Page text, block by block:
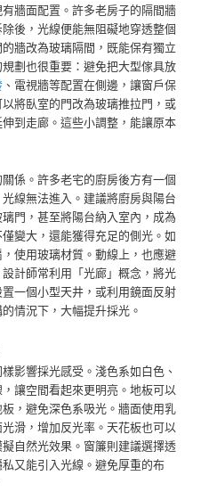
牆面配置。許多老房子的隔間牆
後，光線便能無阻礙地穿透整個
牆改為玻璃隔間，既能保有獨立
劃也很重要：避免把大型傢具放
、電視牆等配置在側邊，讓窗戶保
將臥室的門改為玻璃推拉門，或
到走廊。這些小調整，能讓原本
係。許多老宅的廚房後方有一個
線無法進入。建議將廚房與陽台
門，甚至將陽台納入室內，成為
變大，還能獲得充足的側光。如
使用玻璃材質。動線上，也應避
計師常利用「光廊」概念，將光
一個小型天井，或利用鏡面反射
情況下，大幅提升採光。
影響採光感受。淺色系如白色、
讓空間看起來更明亮。地板可以
，避免深色系吸光。牆面使用乳
滑，增加反光率。天花板也可以
自然光效果。窗簾則建議選擇透
又能引入光線。避免厚重的布